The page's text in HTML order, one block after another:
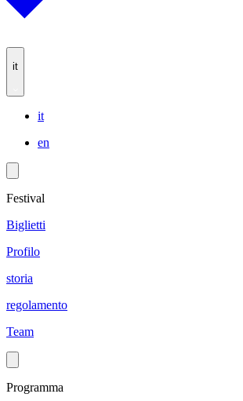
it
it
en
Festival
Biglietti
Profilo
storia
regolamento
Team
Programma